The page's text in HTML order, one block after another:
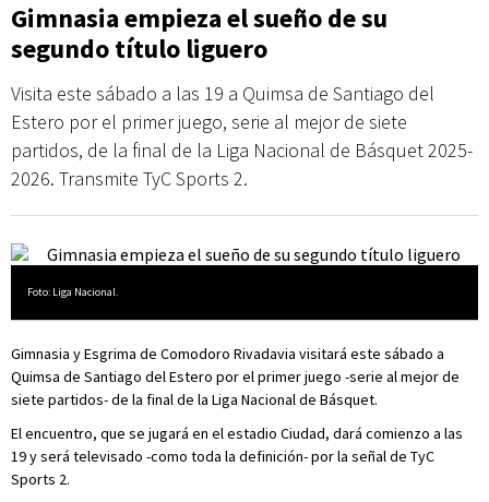
Gimnasia empieza el sueño de su
segundo título liguero
Visita este sábado a las 19 a Quimsa de Santiago del
Estero por el primer juego, serie al mejor de siete
partidos, de la final de la Liga Nacional de Básquet 2025-
2026. Transmite TyC Sports 2.
Foto: Liga Nacional.
Gimnasia y Esgrima de Comodoro Rivadavia visitará este sábado a
Quimsa de Santiago del Estero por el primer juego -serie al mejor de
siete partidos- de la final de la Liga Nacional de Básquet.
El encuentro, que se jugará en el estadio Ciudad, dará comienzo a las
19 y será televisado -como toda la definición- por la señal de TyC
Sports 2.